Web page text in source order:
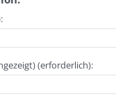
(erforderlich):